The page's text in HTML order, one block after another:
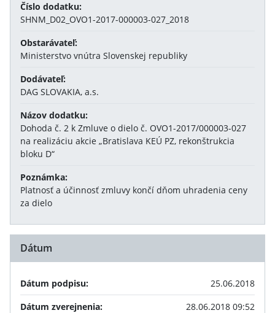
Číslo dodatku:
SHNM_D02_OVO1-2017-000003-027_2018
Obstarávateľ:
Ministerstvo vnútra Slovenskej republiky
Dodávateľ:
DAG SLOVAKIA, a.s.
Názov dodatku:
Dohoda č. 2 k Zmluve o dielo č. OVO1-2017/000003-027
na realizáciu akcie „Bratislava KEÚ PZ, rekonštrukcia
bloku D“
Poznámka:
Platnosť a účinnosť zmluvy končí dňom uhradenia ceny
za dielo
Dátum
Dátum podpisu:
25.06.2018
Dátum zverejnenia:
28.06.2018 09:52